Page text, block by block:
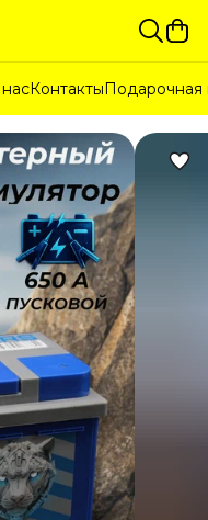
КонтактыПодарочная